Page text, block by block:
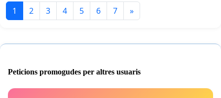
1 2 3 4 5 6 7 »
Peticions promogudes per altres usuaris